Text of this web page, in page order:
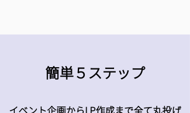
簡単５ステップ